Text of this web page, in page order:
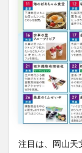
注目は、岡山天